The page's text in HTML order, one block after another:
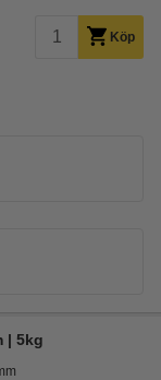
Köp
| 5kg